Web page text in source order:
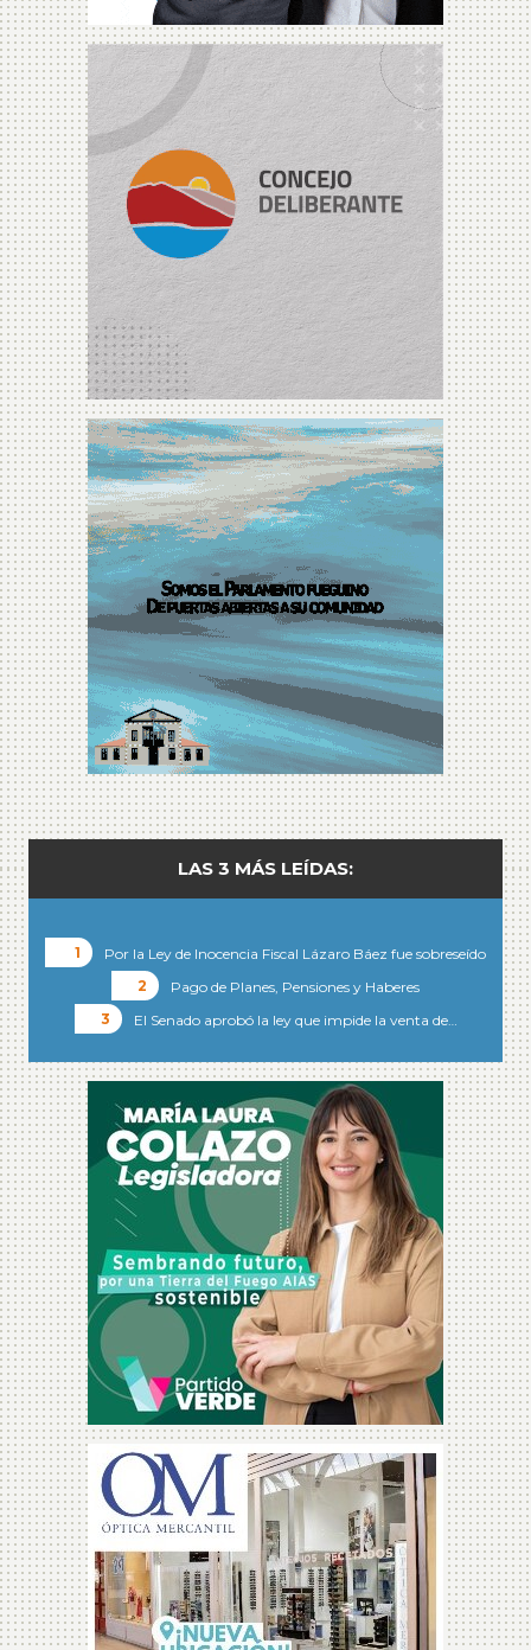
LAS 3 MÁS LEÍDAS:
Por la Ley de Inocencia Fiscal Lázaro Báez fue sobreseído
Pago de Planes, Pensiones y Haberes
El Senado aprobó la ley que impide la venta de…